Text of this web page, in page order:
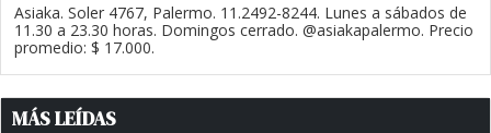
Asiaka. Soler 4767, Palermo. 11.2492-8244. Lunes a sábados de
11.30 a 23.30 horas. Domingos cerrado. @asiakapalermo. Precio
promedio: $ 17.000.
MÁS LEÍDAS